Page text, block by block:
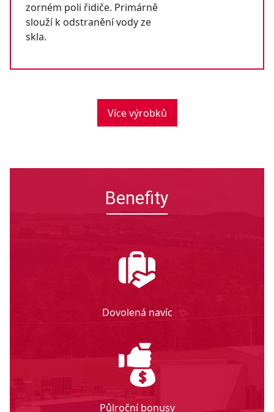
zorném poli řidiče. Primárně
slouží k odstranění vody ze
skla.
Více výrobků
Benefity
Dovolená navíc
Půlroční bonusy